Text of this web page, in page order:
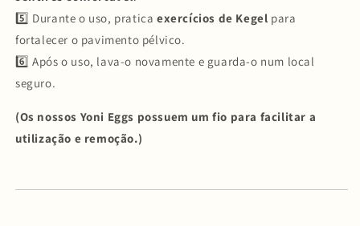
5️⃣ Durante o uso, praticaexercícios de Kegel para
fortalecer o pavimento pélvico.
6️⃣ Após o uso, lava-o novamente e guarda-o num local
seguro.
(Os nossos Yoni Eggs possuem um fio para facilitar a
utilização e remoção.)